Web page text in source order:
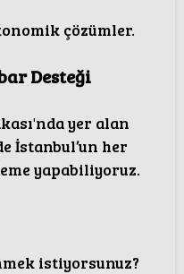
çözümler.
Desteği
yer alan
İstanbul’un her
yapabiliyoruz.
istiyorsunuz?